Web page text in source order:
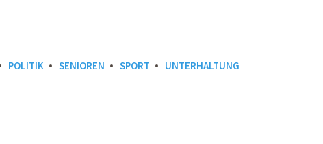
POLITIK SENIOREN SPORT UNTERHALTUNG